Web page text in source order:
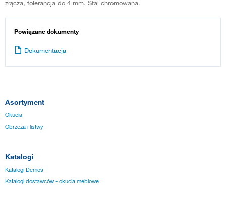
złącza, tolerancja do 4 mm. Stal chromowana.
Powiązane dokumenty
Dokumentacja
Asortyment
Okucia
Obrzeża i listwy
Katalogi
Katalogi Demos
Katalogi dostawców - okucia meblowe